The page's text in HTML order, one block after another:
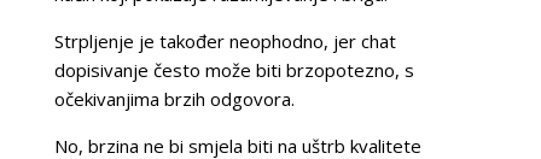
Strpljenje je također neophodno, jer chat
dopisivanje često može biti brzopotezno, s
očekivanjima brzih odgovora.
No, brzina ne bi smjela biti na uštrb kvalitete